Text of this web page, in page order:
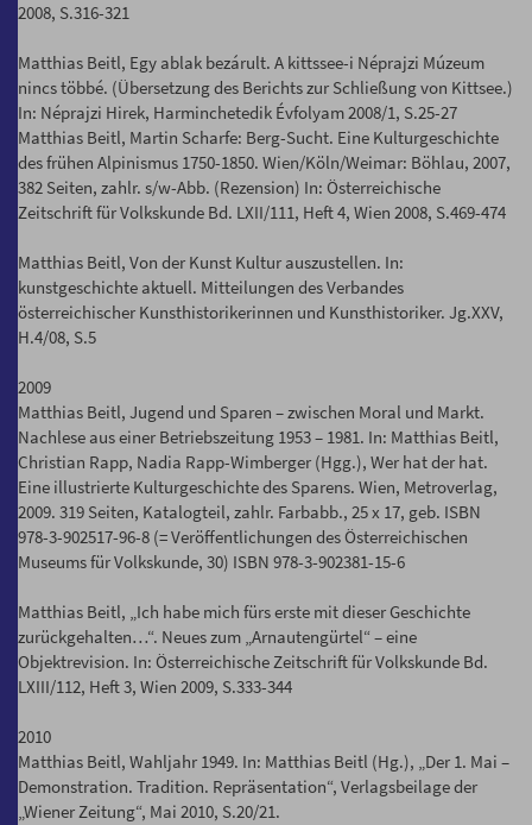
2008, S.316-321
Matthias Beitl, Egy ablak bezárult. A kittssee-i Néprajzi Múzeum
nincs többé. (Übersetzung des Berichts zur Schließung von Kittsee.)
In: Néprajzi Hirek, Harminchetedik Évfolyam 2008/1, S.25-27
Matthias Beitl, Martin Scharfe: Berg-Sucht. Eine Kulturgeschichte
des frühen Alpinismus 1750-1850. Wien/Köln/Weimar: Böhlau, 2007,
382 Seiten, zahlr. s/w-Abb. (Rezension) In: Österreichische
Zeitschrift für Volkskunde Bd. LXII/111, Heft 4, Wien 2008, S.469-474
Matthias Beitl, Von der Kunst Kultur auszustellen. In:
kunstgeschichte aktuell. Mitteilungen des Verbandes
österreichischer Kunsthistorikerinnen und Kunsthistoriker. Jg.XXV,
H.4/08, S.5
2009
Matthias Beitl, Jugend und Sparen – zwischen Moral und Markt.
Nachlese aus einer Betriebszeitung 1953 – 1981. In: Matthias Beitl,
Christian Rapp, Nadia Rapp-Wimberger (Hgg.), Wer hat der hat.
Eine illustrierte Kulturgeschichte des Sparens. Wien, Metroverlag,
2009. 319 Seiten, Katalogteil, zahlr. Farbabb., 25 x 17, geb. ISBN
978-3-902517-96-8 (= Veröffentlichungen des Österreichischen
Museums für Volkskunde, 30) ISBN 978-3-902381-15-6
Matthias Beitl, „Ich habe mich fürs erste mit dieser Geschichte
zurückgehalten…“. Neues zum „Arnautengürtel“ – eine
Objektrevision. In: Österreichische Zeitschrift für Volkskunde Bd.
LXIII/112, Heft 3, Wien 2009, S.333-344
2010
Matthias Beitl, Wahljahr 1949. In: Matthias Beitl (Hg.), „Der 1. Mai –
Demonstration. Tradition. Repräsentation“, Verlagsbeilage der
„Wiener Zeitung“, Mai 2010, S.20/21.